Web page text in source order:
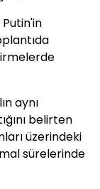
aynı
belirten
üzerindeki
sürelerinde